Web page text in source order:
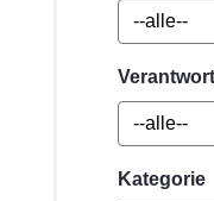
Kategorie